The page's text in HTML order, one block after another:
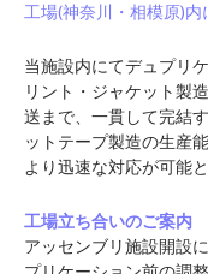
工場(神奈川・相模原)内
当施設内にてデュプリ
リント・ジャケット製
送まで、一貫して完結
ットテープ製造の生産
より迅速な対応が可能
工場立ち合いのご案内
アッセンブリ施設開設